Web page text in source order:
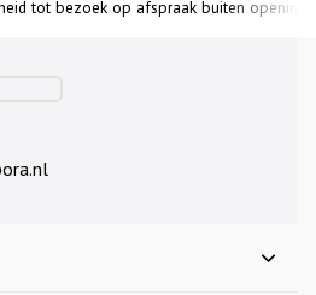
bezoek op afspraak buiten openingstijden